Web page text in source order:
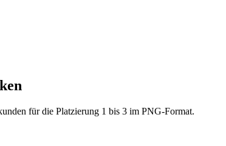
für die Platzierung 1 bis 3 im PNG-Format.